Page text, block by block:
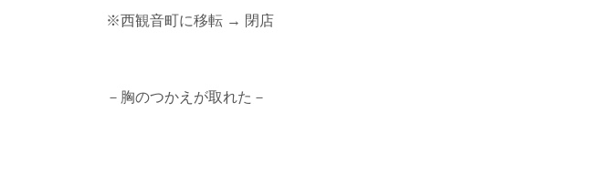
※西観音町に移転 → 閉店
－胸のつかえが取れた－